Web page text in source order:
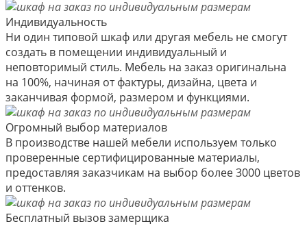
Индивидуальность
Ни один типовой шкаф или другая мебель не смогут
создать в помещении индивидуальный и
неповторимый стиль. Мебель на заказ оригинальна
на 100%, начиная от фактуры, дизайна, цвета и
заканчивая формой, размером и функциями.
Огромный выбор материалов
В производстве нашей мебели используем только
проверенные сертифицированные материалы,
предоставляя заказчикам на выбор более 3000 цветов
и оттенков.
Бесплатный вызов замерщика